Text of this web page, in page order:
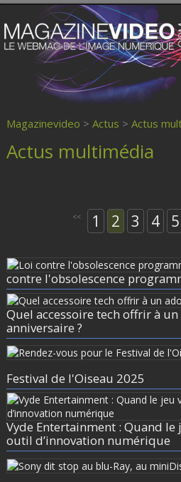
Magazinevideo > Actus > Actus
Actus multimédia
<<
1 2 3 4 5
contre l'obsolescence
Quel accessoire tech offrir à
anniversaire ?
Festival de l'Oiseau 2025
Vyde Entertainment : Quand
outil d’innovation numérique